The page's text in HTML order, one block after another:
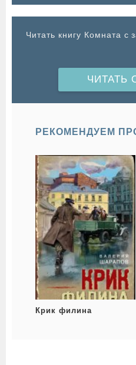
Читать книгу Комната с
ЧИТАТЬ
РЕКОМЕНДУЕМ
Крик филина